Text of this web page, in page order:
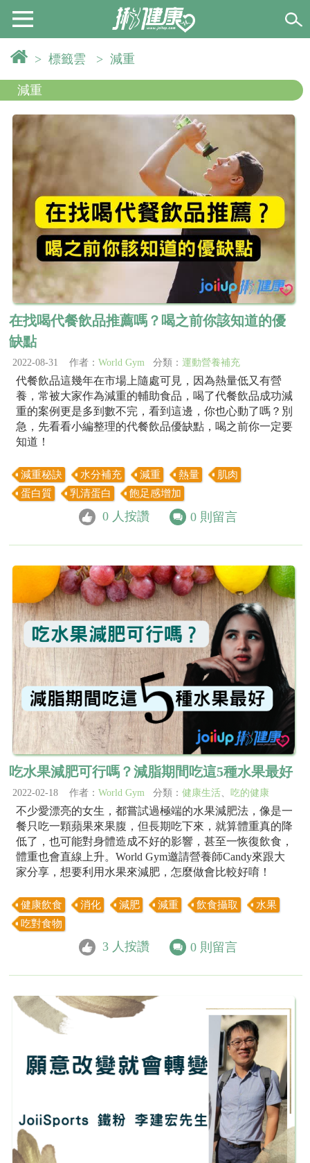
> 標籤雲 > 減重
減重
在找喝代餐飲品推薦嗎？喝之前你該知道的優
缺點
2022-08-31 作者： World Gym 分類： 運動營養補充
代餐飲品這幾年在市場上隨處可見，因為熱量低又有營
養，常被大家作為減重的輔助食品，喝了代餐飲品成功減
重的案例更是多到數不完，看到這邊，你也心動了嗎？別
急，先看看小編整理的代餐飲品優缺點，喝之前你一定要
知道！
減重秘訣 水分補充 減重 熱量
肌肉
蛋白質
乳清蛋白 飽足感增加
0 人按讚 0 則留言
吃水果減肥可行嗎？減脂期間吃這5種水果最好
2022-02-18 作者： World Gym 分類： 健康生活、 吃的健康
不少愛漂亮的女生，都嘗試過極端的水果減肥法，像是一
餐只吃一顆蘋果來果腹，但長期吃下來，就算體重真的降
低了，也可能對身體造成不好的影響，甚至一恢復飲食，
體重也會直線上升。World Gym邀請營養師Candy來跟大
家分享，想要利用水果來減肥，怎麼做會比較好唷！
健康飲食 消化 減肥 減重 飲食攝取
水果
吃對食物
3 人按讚 0 則留言